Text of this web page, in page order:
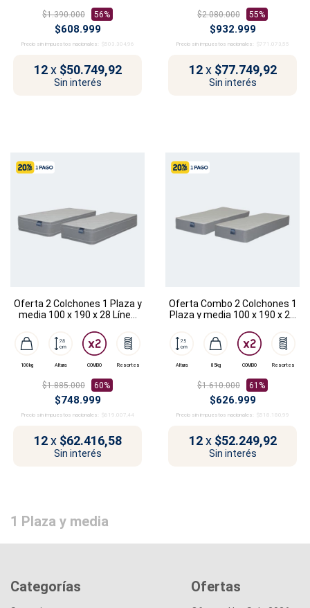
$1.390.000 56%
$608.999
Precio sin impuestos nacionales: $503.304,96
12 x $50.749,92
Sin interés
$2.080.000 55%
$932.999
Precio sin impuestos nacionales: $771.073,55
12 x $77.749,92
Sin interés
Oferta 2 Colchones 1 Plaza y
media 100 x 190 x 28 Línea
100kg Altura COMBO Resortes
$1.885.000 60%
$748.999
Precio sin impuestos nacionales: $619.007,44
12 x $62.416,58
Sin interés
Oferta Combo 2 Colchones 1
Plaza y media 100 x 190 x 25
Altura 85kg COMBO Resortes
$1.610.000 61%
$626.999
Precio sin impuestos nacionales: $518.180,99
12 x $52.249,92
Sin interés
1 Plaza y media
Categorías Ofertas